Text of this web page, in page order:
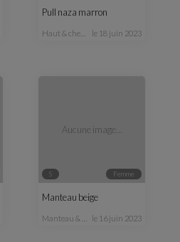
Pull naza marron
haut & chemisier le 18 juin 2023
Aucune image...
S femme
Manteau beige
manteau & veste le 16 juin 2023